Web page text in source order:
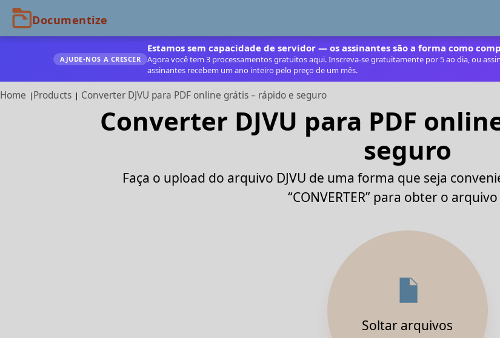
AJUDE‑NOS A CRESCER
Estamos sem capacidade de servidor — os assinantes são a forma como
Agora você tem 3 processamentos gratuitos aqui. Inscreva‑se gratuitamente por 5 ao dia, ou
assinantes recebem um ano inteiro pelo preço de um mês.
Home Products Converter DJVU para PDF online grátis – rápido e seguro
Converter DJVU para PDF
seguro
Faça o upload do arquivo DJVU de uma forma que seja
“CONVERTER” para obter o arquivo
Soltar arquivos